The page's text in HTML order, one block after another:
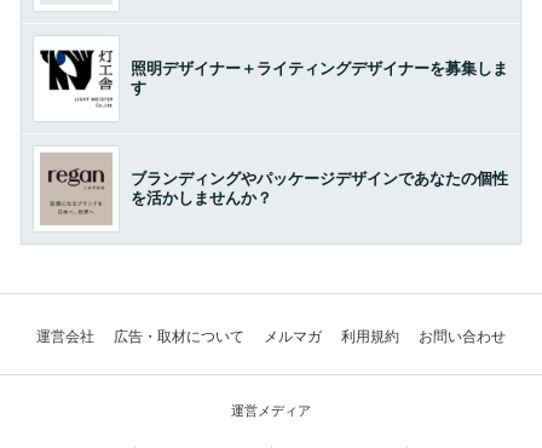
照明デザイナー＋ライティングデザイナーを募集しま
す
ブランディングやパッケージデザインであなたの個性
を活かしませんか？
運営会社 広告・取材について メルマガ 利用規約 お問い合わせ
運営メディア